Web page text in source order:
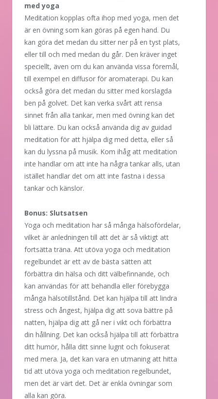
med yoga
Meditation kopplas ofta ihop med yoga, men det
är en övning som kan göras på egen hand. Du
kan göra det medan du sitter ner på en tyst plats,
eller till och med medan du går. Den kräver inget
speciellt, även om du kan använda vissa föremål,
till exempel en diffusor för aromaterapi. Du kan
också göra det medan du sitter med korslagda
ben på golvet. Det kan verka svårt att rensa
sinnet från alla tankar, men med övning kan det
bli lättare. Du kan också använda dig av guidad
meditation för att hjälpa dig med detta, eller så
kan du lyssna på musik. Kom ihåg att meditation
inte handlar om att inte ha några tankar alls, utan
istället handlar det om att inte fastna i dessa
tankar och känslor.
Bonus: Slutsatsen
Yoga och meditation har så många hälsofördelar,
vilket är anledningen till att det är så viktigt att
fortsätta träna. Att utöva yoga och meditation
regelbundet är ett av de bästa sätten att
förbättra din hälsa och ditt välbefinnande, och
kan användas för att behandla eller förebygga
många hälsotillstånd. Det kan hjälpa till att lindra
stress och ångest, hjälpa dig att sova bättre på
natten, hjälpa dig att gå ner i vikt och förbättra
din hållning. Det kan också hjälpa till att förbättra
ditt humör, hålla ditt sinne lugnt och fokuserat
med mera. Ja, det kan vara en utmaning att hitta
tid att utöva yoga och meditation regelbundet,
men det är värt det. Det är enkla övningar som
alla kan göra.